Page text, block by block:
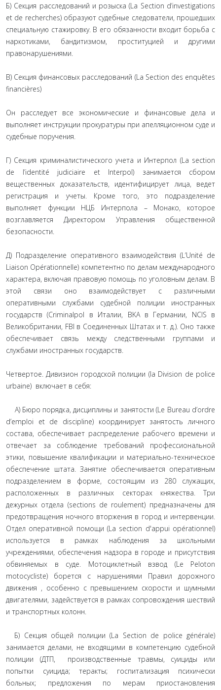
Б) Секция расследований и розыска (La Section d’investigations
et de recherches) образуют судебные следователи, прошедших
специальную стажировку. В его обязанности входит борьба с
наркотиками, бандитизмом, проституцией и другими
правонарушениями.
В) Секция финансовых расследований (La Section des enquêtes
financières)
Он расследует все экономические и финансовые дела и
выполняет инструкции прокуратуры при апелляционном суде и
судебные поручения.
Г) Секция криминалистического учета и Интерпол (La section
de l’identité judiciaire et Interpol) занимается сбором
вещественных доказательств, идентифицирует лица, ведет
регистрация и учеты. Кроме того, это подразделение
выполняет функции НЦБ Интерпола – Монако, которое
возглавляется Директором Управления общественной
безопасности.
Д) Подразделение оперативного взаимодействия (L’Unité de
Liaison Opérationnelle) компетентно по делам международного
характера, включая правовую помощь по уголовным делам. В
этой связи оно взаимодействует с различными
оперативными службами судебной полиции иностранных
государств (Criminalpol в Италии, BKA в Германии, NCIS в
Великобритании, FBI в Соединенных Штатах и т. д.). Оно также
обеспечивает связь между следственными группами и
службами иностранных государств.
Четвертое. Дивизион городской полиции (la Division de police
urbaine) включает в себя:
А) Бюро порядка, дисциплины и занятости (Le Bureau d’ordre
d’emploi et de discipline) координирует занятость личного
состава, обеспечивает распределение рабочего времени и
отвечает за соблюдение требований профессиональной
этики, повышение квалификации и материально-техническое
обеспечение штата. Занятие обеспечивается оперативным
подразделением в форме, состоящим из 280 служащих,
расположенных в различных секторах княжества. Три
дежурных отдела (sections de roulement) предназначены для
предотвращения ночного вторжения в город и интервенции.
Отдел оперативной помощи (La section d'appui opérationnel)
используется в рамках наблюдения за школьными
учреждениями, обеспечения надзора в городе и присутствия
обвиняемых в суде. Мотоциклетный взвод (Le Peloton
motocycliste) борется с нарушениями Правил дорожного
движения , особенно с превышением скорости и шумными
двигателями, задействуется в рамках сопровождения шествий
и транспортных колонн.
Б) Секция общей полиции (La Section de police générale)
занимается делами, не входящими в компетенцию судебной
полиции (ДТП, производственные травмы, суициды или
попытки суицида; теракты; госпитализация психически
больных; предложения по мерам приостановления